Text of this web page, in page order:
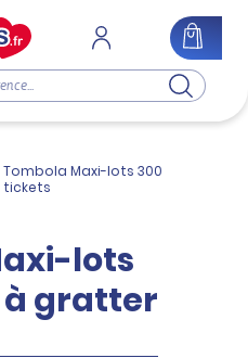
Tombola Maxi-lots 300
tickets
lots
à gratter